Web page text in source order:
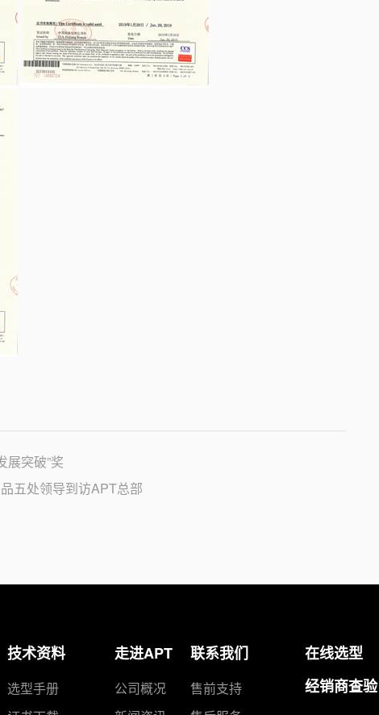
展突破”奖
五处领导到访APT总部
技术资料
选型手册
走进APT
公司概况
联系我们
售前支持
在线选型
经销商查验